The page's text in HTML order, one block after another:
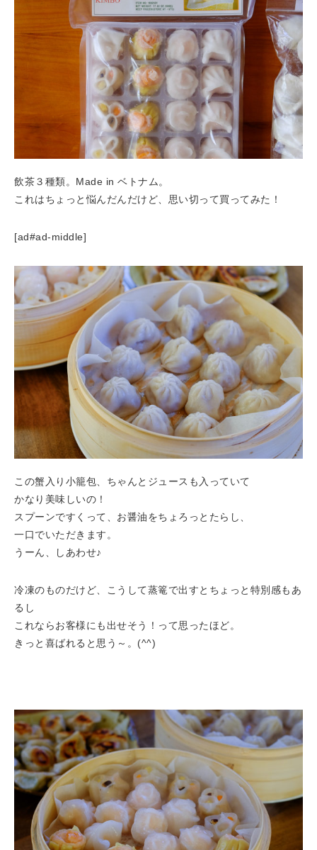
飲茶３種類。Made in ベトナム。
これはちょっと悩んだんだけど、思い切って買ってみた！
[ad#ad-middle]
この蟹入り小籠包、ちゃんとジュースも入っていて
かなり美味しいの！
スプーンですくって、お醤油をちょろっとたらし、
一口でいただきます。
うーん、しあわせ♪
冷凍のものだけど、こうして蒸篭で出すとちょっと特別感もあ
るし
これならお客様にも出せそう！って思ったほど。
きっと喜ばれると思う～。(^^)